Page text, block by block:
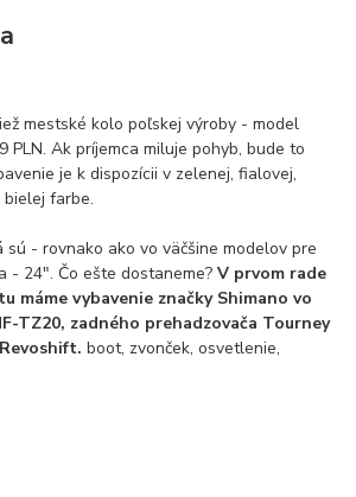
mestské kolo poľskej výroby - model
PLN. Ak príjemca miluje pohyb, bude to
je k dispozícii v zelenej, fialovej,
bielej farbe.
sú - rovnako ako vo väčšine modelov pre
- 24". Čo ešte dostaneme?V prvom rade
máme vybavenie značky Shimano vo
TZ20, zadného prehadzovača Tourney
boot, zvonček, osvetlenie,